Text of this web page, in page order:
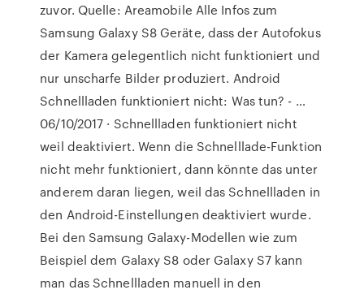
zuvor. Quelle: Areamobile Alle Infos zum
Samsung Galaxy S8 Geräte, dass der Autofokus
der Kamera gelegentlich nicht funktioniert und
nur unscharfe Bilder produziert. Android
Schnellladen funktioniert nicht: Was tun? - …
06/10/2017 · Schnellladen funktioniert nicht
weil deaktiviert. Wenn die Schnelllade-Funktion
nicht mehr funktioniert, dann könnte das unter
anderem daran liegen, weil das Schnellladen in
den Android-Einstellungen deaktiviert wurde.
Bei den Samsung Galaxy-Modellen wie zum
Beispiel dem Galaxy S8 oder Galaxy S7 kann
man das Schnellladen manuell in den